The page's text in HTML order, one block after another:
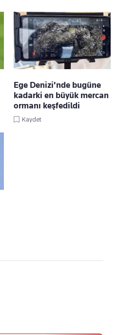
Ege Denizi'nde bugüne
kadarki en büyük mercan
ormanı keşfedildi
Kaydet